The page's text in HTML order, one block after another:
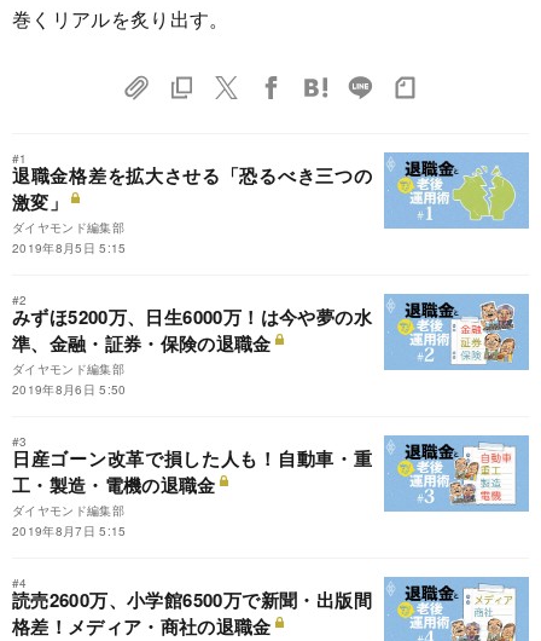
巻くリアルを炙り出す。
#1
退職金格差を拡大させる「恐るべき三つの
激変」
ダイヤモンド編集部
2019年8月5日 5:15
#2
みずほ5200万、日生6000万！は今や夢の水
準、金融・証券・保険の退職金
ダイヤモンド編集部
2019年8月6日 5:50
#3
日産ゴーン改革で損した人も！自動車・重
工・製造・電機の退職金
ダイヤモンド編集部
2019年8月7日 5:15
#4
読売2600万、小学館6500万で新聞・出版間
格差！メディア・商社の退職金